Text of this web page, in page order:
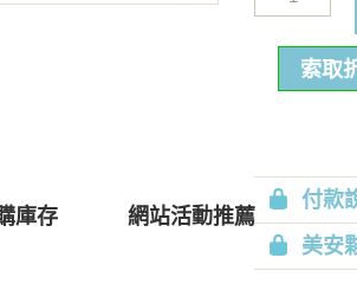
索取
付款
美安
庫存 網站活動推薦